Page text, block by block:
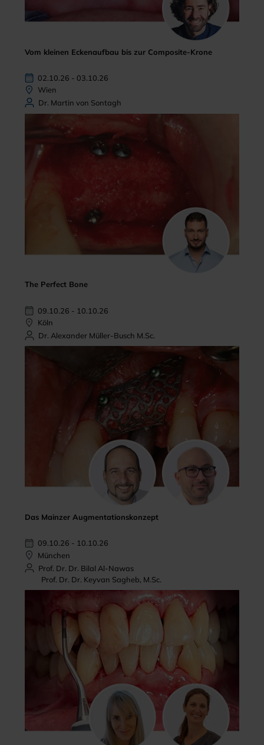
Vom kleinen Eckenaufbau bis zur Composite-Krone
02.10.26 - 03.10.26
Wien
Dr. Martin von Sontagh
The Perfect Bone
09.10.26 - 10.10.26
Köln
Dr. Alexander Müller-Busch M.Sc.
Das Mainzer Augmentationskonzept
09.10.26 - 10.10.26
München
Prof. Dr. Dr. Bilal Al-Nawas
Prof. Dr. Dr. Keyvan Sagheb, M.Sc.